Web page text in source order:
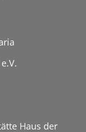
Haus der